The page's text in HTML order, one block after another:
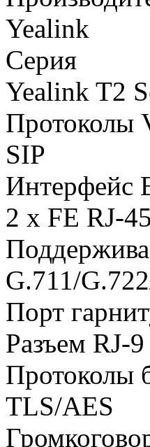
Yealink
Серия
Yealink T2
Протоколы
SIP
Интерфейс
2 x FE RJ-45
G.711/
Порт
Разъем RJ-9
Протоколы
TLS/AES